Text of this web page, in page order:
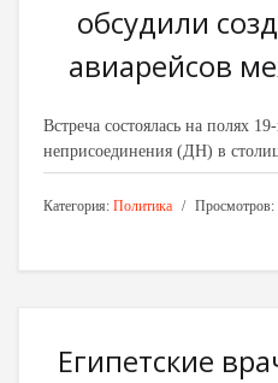
обсудили
авиарейсов
Встреча состоялась на полях
неприсоединения (ДН) в
Категория: Политика Просмотров:
Египетские